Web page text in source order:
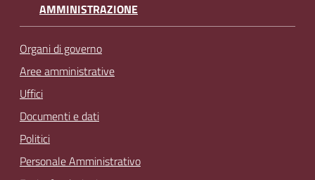
AMMINISTRAZIONE
Organi di governo
Aree amministrative
Uffici
Documenti e dati
Politici
Personale Amministrativo